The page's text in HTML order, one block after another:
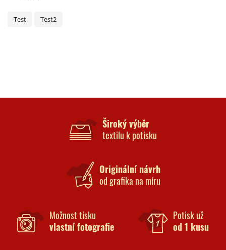
Test Test2
Široký výběr
textilu k potisku
Originální návrh
od grafika na míru
Možnost tisku
vlastní fotografie
Potisk už
od 1 kusu